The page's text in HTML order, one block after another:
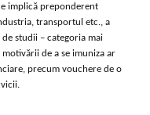
implică preponderent
transportul etc., a
studii – categoria mai
de a se imuniza ar
precum vouchere de o